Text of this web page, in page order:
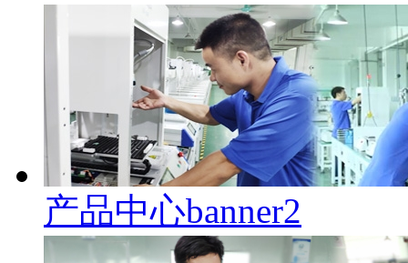
产品中心banner2